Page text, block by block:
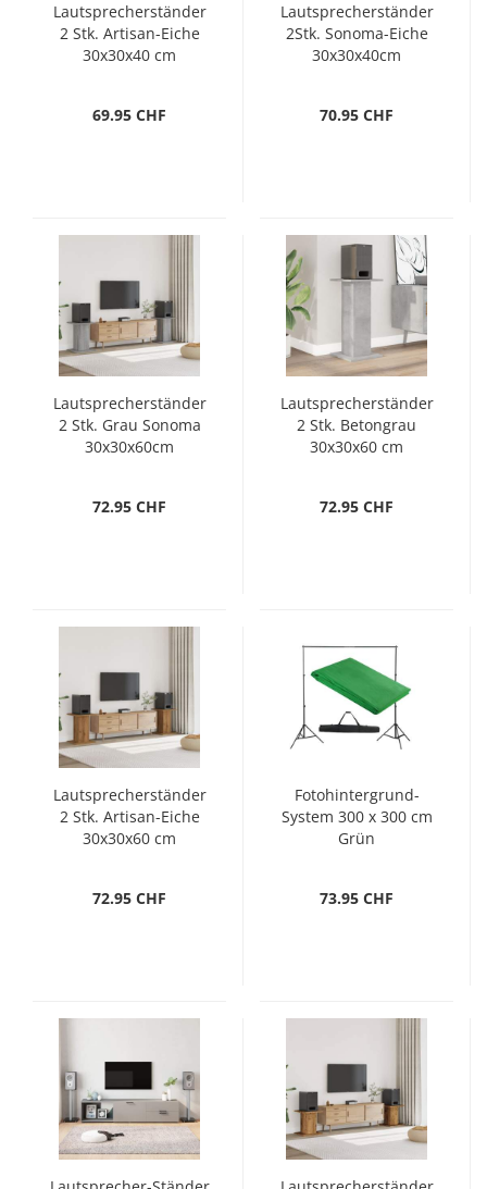
Lautsprecherständer
2 Stk. Artisan-Eiche
30x30x40 cm
69.95 CHF
Lautsprecherständer
2Stk. Sonoma-Eiche
30x30x40cm
70.95 CHF
Lautsprecherständer
2 Stk. Grau Sonoma
30x30x60cm
72.95 CHF
Lautsprecherständer
2 Stk. Betongrau
30x30x60 cm
72.95 CHF
Lautsprecherständer
2 Stk. Artisan-Eiche
30x30x60 cm
72.95 CHF
Fotohintergrund-
System 300 x 300 cm
Grün
73.95 CHF